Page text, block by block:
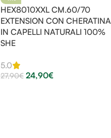
HEX8010XXL CM.60/70
EXTENSION CON CHERATINA
IN CAPELLI NATURALI 100%
SHE
5.0
27,90€ 24,90€